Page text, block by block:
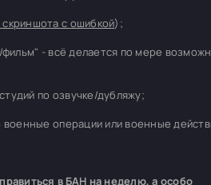
с ошибкой);
- всё делается по мере
по озвучке/дубляжу;
военные операции или военные
в БАН на неделю, а особо